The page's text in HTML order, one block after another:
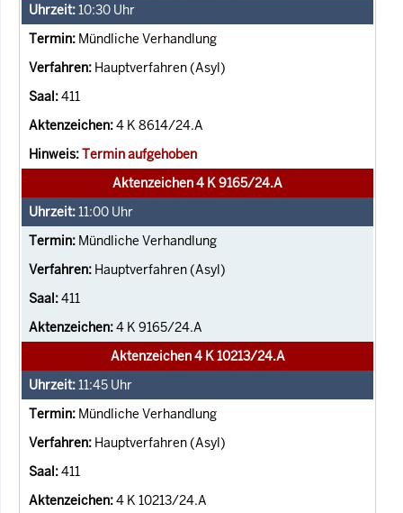
10:30 Uhr
Mündliche Verhandlung
Hauptverfahren (Asyl)
411
4 K 8614/24.A
Termin aufgehoben
Aktenzeichen 4 K 9165/24.A
11:00 Uhr
Mündliche Verhandlung
Hauptverfahren (Asyl)
411
4 K 9165/24.A
Aktenzeichen 4 K 10213/24.A
11:45 Uhr
Mündliche Verhandlung
Hauptverfahren (Asyl)
411
4 K 10213/24.A